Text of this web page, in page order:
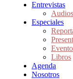
Entrevistas
Audios
Especiales
Libros
Agenda
Nosotros